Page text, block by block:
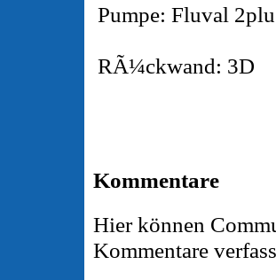
Pumpe: Fluval
RÃ¼ckwand: 3D
Kommentare
Hier können
Kommentare